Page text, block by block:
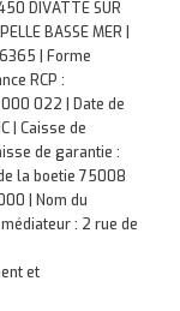
DIVATTE SUR
BASSE MER |
| Forme
RCP :
022 | Date de
| Caisse de
de garantie :
la boetie 75008
| Nom du
: 2 rue de
et